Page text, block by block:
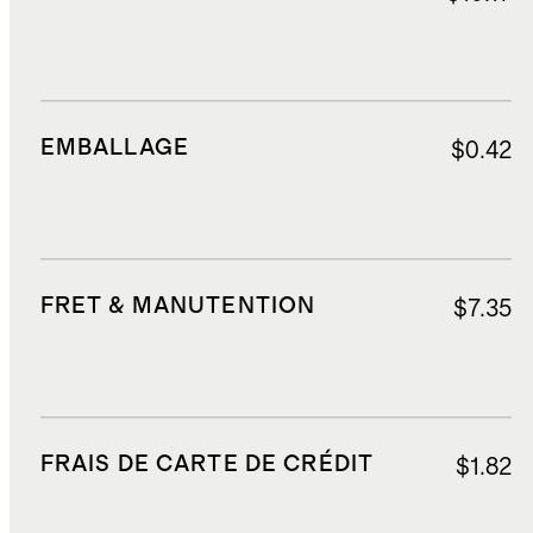
EMBALLAGE $0.42
FRET & MANUTENTION $7.35
FRAIS DE CARTE DE CRÉDIT $1.82